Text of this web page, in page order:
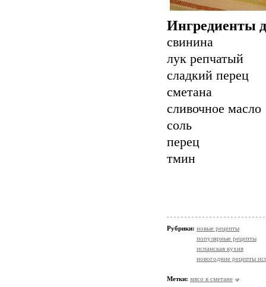
Ингредиенты
свинина
лук репчатый
сладкий перец
сметана
сливочное масло
соль
перец
тмин
Рубрики: новые рецепты
популярные рецепты
испанская кухня
новогодние рецепты
Метки: мясо в сметане